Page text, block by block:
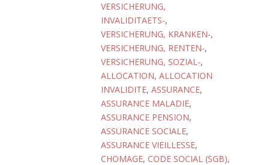
VERSICHERUNG,
INVALIDITAETS-,
VERSICHERUNG, KRANKEN-,
VERSICHERUNG, RENTEN-,
VERSICHERUNG, SOZIAL-,
ALLOCATION, ALLOCATION
INVALIDITE, ASSURANCE,
ASSURANCE MALADIE,
ASSURANCE PENSION,
ASSURANCE SOCIALE,
ASSURANCE VIEILLESSE,
CHOMAGE, CODE SOCIAL (SGB),